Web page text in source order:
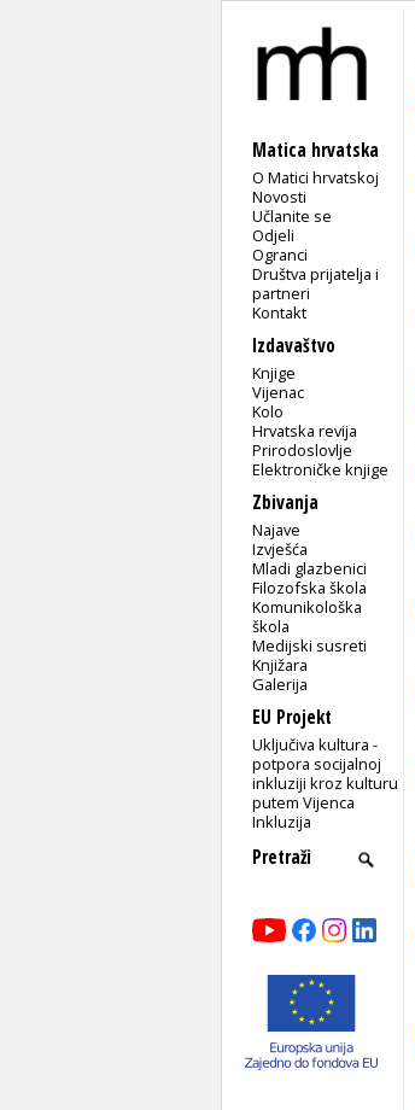
Matica hrvatska
O Matici hrvatskoj
Novosti
Učlanite se
Odjeli
Ogranci
Društva prijatelja i
partneri
Kontakt
Izdavaštvo
Knjige
Vijenac
Kolo
Hrvatska revija
Prirodoslovlje
Elektroničke knjige
Zbivanja
Najave
Izvješća
Mladi glazbenici
Filozofska škola
Komunikološka
škola
Medijski susreti
Knjižara
Galerija
EU Projekt
Uključiva kultura -
potpora socijalnoj
inkluziji kroz kulturu
putem Vijenca
Inkluzija